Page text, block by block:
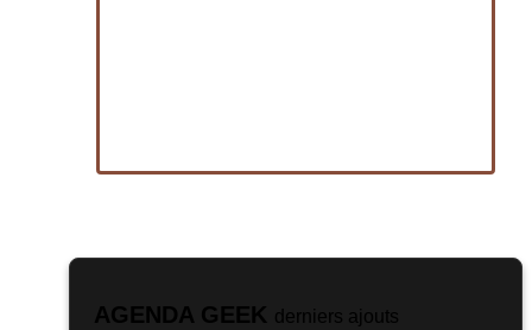
AGENDA GEEK derniers ajouts